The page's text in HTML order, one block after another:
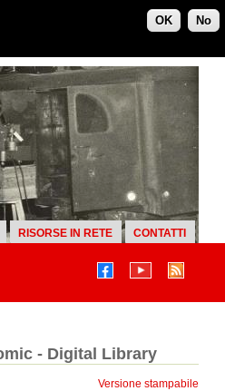
OK No
RISORSE IN RETE CONTATTI
- Digital Library
Versione stampabile